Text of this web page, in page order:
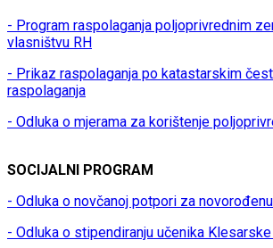
- Program raspolaganja poljoprivrednim
vlasništvu RH
- Prikaz raspolaganja po katastarskim
raspolaganja
- Odluka o mjerama za korištenje
SOCIJALNI PROGRAM
- Odluka o novčanoj potpori za
- Odluka o stipendiranju učenika